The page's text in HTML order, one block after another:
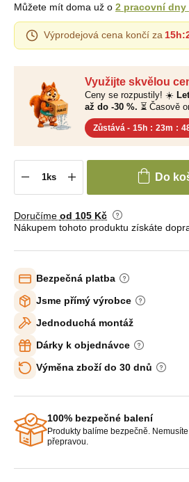
Využijte skvělou
Ceny se rozpustily! ☀️
až do -30 %. ⏳ Časově
Zůstává - 15h : 23m :
Můžete mít doma už o 2 pracovní dny
Výprodejová cena končí za 15h:
Do
Doručíme od 105 Kč
Nákupem tohoto produktu získáte
Bezpečná platba
Jsme přímý výrobce
Jednoduchá montáž
Dárky k objednávce
Výměna zboží do 30 dnů
100% bezpečné balení
Produkty balíme bezpečně.
přepravou.